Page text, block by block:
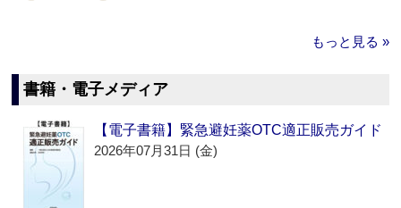
もっと見る »
書籍・電子メディア
【電子書籍】緊急避妊薬OTC適正販売ガイド
2026年07月31日 (金)